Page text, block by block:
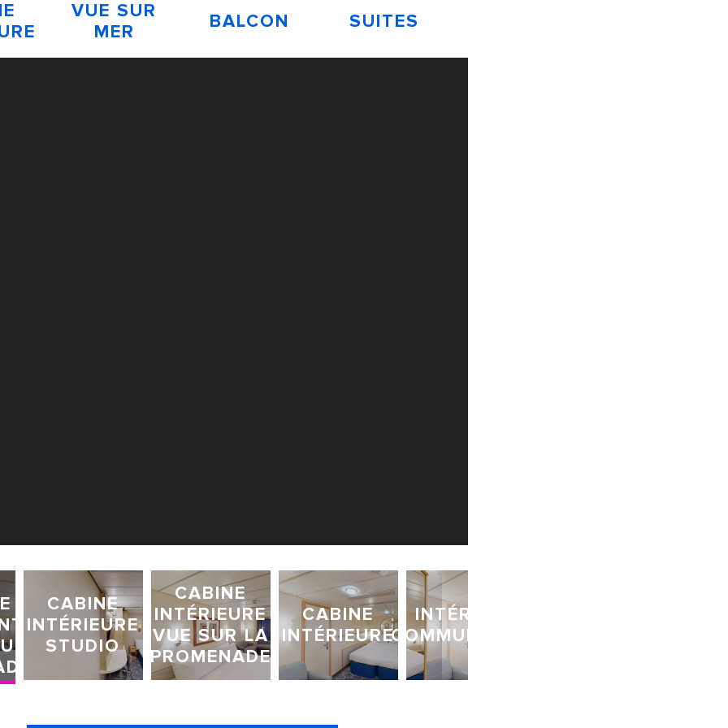
VUE SUR
MER
BALCON SUITES
CABINE
INTÉRIEURE
STUDIO
CABINE
INTÉRIEURE
VUE SUR LA
PROMENADE
CABINE
INTÉRIEURE
INTÉRIEUR
COMMUNICANT